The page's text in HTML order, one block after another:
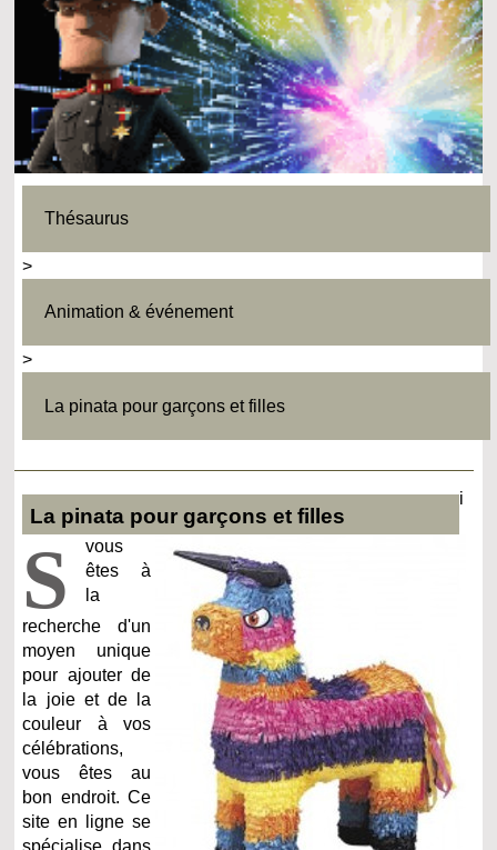
Thésaurus
>
Animation & événement
>
La pinata pour garçons et filles
La pinata pour garçons et filles
S
i
vous
êtes à
la
recherche d'un
moyen unique
pour ajouter de
la joie et de la
couleur à vos
célébrations,
vous êtes au
bon endroit. Ce
site en ligne se
spécialise dans